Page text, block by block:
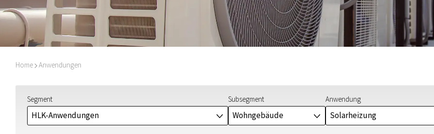
Home I Anwendungen
Segment
HLK-Anwendungen J
Subsegment
Wohngebäude J
Anwendung
Solarheizung